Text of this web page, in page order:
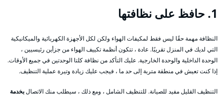
1. حافظ على نظافتها
النظافة مهمة حقًا ليس فقط لمكيفات الهواء ولكن لكل الأجهزة الكهربائية والميكانيكية
التي لديك في المنزل تقريبًا. عادة ، تتكون أنظمة تكييف الهواء من جزأين رئيسيين ،
الوحدة الداخلية والوحدة الخارجية. عليك التأكد من نظافة كلتا الوحدتين في جميع الأوقات.
إذا كنت تعيش في منطقة متربة إلى حد ما ، فيجب عليك زيادة وتيرة عملية التنظيف.
التنظيف القليل مفيد للصيانة. للتنظيف الشامل ، ومع ذلك ، سيطلب منك الاتصالبخدمة